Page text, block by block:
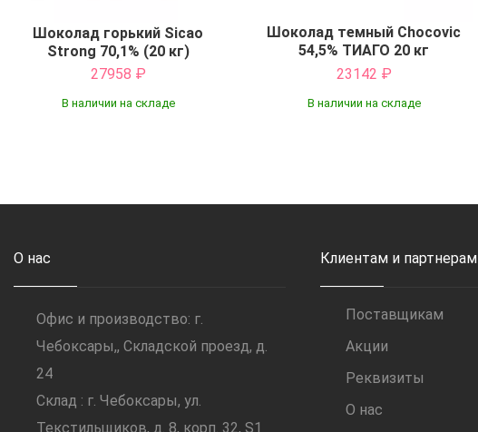
Шоколад горький Sicao
Strong 70,1% (20 кг)
27958 ₽
В наличии на складе
Шоколад темный Chocovic
54,5% ТИАГО 20 кг
23142 ₽
В наличии на складе
О нас
Офис и производство: г.
Чебоксары,, Складской проезд, д.
24
Склад : г. Чебоксары, ул.
Текстильщиков, д. 8, корп. 32, S1
Клиентам и партнерам
Поставщикам
Акции
Реквизиты
О нас